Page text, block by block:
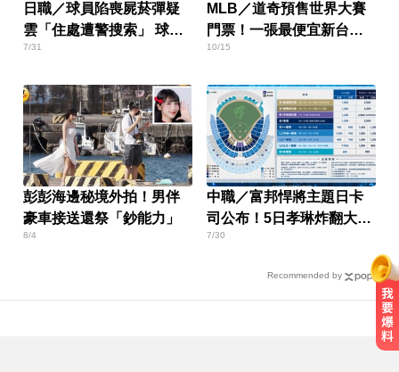
日職／球員陷喪屍菸彈疑
雲「住處遭警搜索」 球團
老闆公開道歉
7/31
MLB／道奇預售世界大賽
門票！一張最便宜新台幣
2.7萬
10/15
彭彭海邊秘境外拍！男伴
豪車接送還祭「鈔能力」
8/4
中職／富邦悍將主題日卡
司公布！5日孝琳炸翻大巨
蛋
7/30
Recommended by